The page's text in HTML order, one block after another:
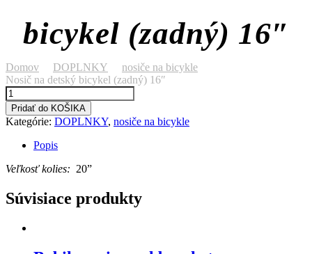
bicykel (zadný) 16″
Domov DOPLNKY
nosiče na bicykle
Nosič na detský bicykel (zadný) 16″
množstvo
Nosič
na
detský
bicykel
(zadný)
16"
Pridať do KOŠIKA
Kategórie: DOPLNKY, nosiče na bicykle
Popis
Veľkosť kolies: 20”
Súvisiace produkty